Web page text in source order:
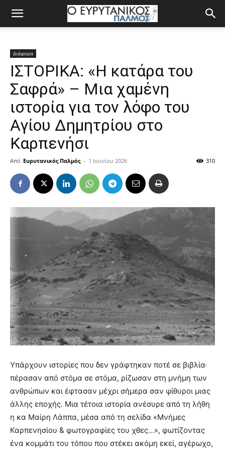
Διάφορα
ΙΣΤΟΡΙΚΑ: «Η κατάρα του
Σαφρά» – Μια χαμένη
ιστορία για τον λόφο του
Αγίου Δημητρίου στο
Καρπενήσι
Από Ευρυτανικός Παλμός - 1 Ιουνίου 2026 310
Υπάρχουν ιστορίες που δεν γράφτηκαν ποτέ σε βιβλία·
πέρασαν από στόμα σε στόμα, ρίζωσαν στη μνήμη των
ανθρώπων και έφτασαν μέχρι σήμερα σαν ψίθυροι μιας
άλλης εποχής. Μια τέτοια ιστορία ανέσυρε από τη λήθη
η κα Μαίρη Λάππα, μέσα από τη σελίδα «Μνήμες
Καρπενησίου & φωτογραφίες του χθες…», φωτίζοντας
ένα κομμάτι του τόπου που στέκει ακόμη εκεί, αγέρωχο,